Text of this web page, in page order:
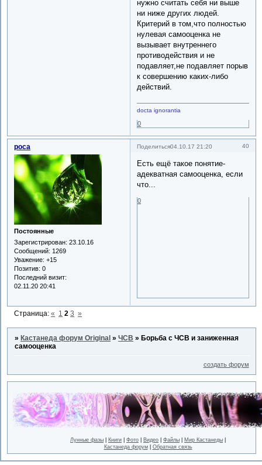
нужно считать себя ни выше
ни ниже других людей.
Критерий в том,что полностью
нулевая самооценка не
вызывает внутреннего
противодействия и не
подавляет,не подавляет порыв
к совершению каких-либо
действий.
docta ignorantia
0
Поделиться 40
04.10.17 21:20
роса
Постоянные
Зарегистрирован: 23.10.16
Сообщений: 1269
Уважение: +15
Позитив: 0
Последний визит:
02.11.20 20:41
Есть ещё такое понятие-
адекватная самооценка, если
что...
0
Страница:« 1 2 3 »
»Кастанеда форум Original »ЧСВ »Борьба с ЧСВ и заниженная
самооценка
создать форум
Лунные фазы Книги Фото Видео Файлы Мир Кастанеды
Кастанеда форум| Обратная связь